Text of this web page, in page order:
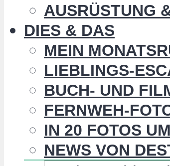
AUSRÜSTUNG
DIES & DAS
MEIN
LIEBLINGS-
BUCH- UND
FERNWEH-
IN 20 FOTOS
NEWS VON